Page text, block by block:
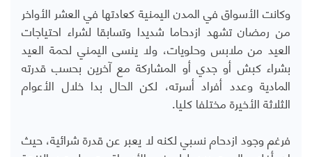
وكانت الأسواق في المدن اليمنية كعادتها في العشر الأواخر
من رمضان تشهد ازدحاما شديدا وتسابقا لشراء احتياجات
العيد من ملابس وحلويات، ولا ينسى اليمني لحمة العيد
بشراء كبش أو جدي أو المشاركة مع آخرين بحسب قدرته
المادية وعدد أفراد أسرته، لكن الحال بدا خلال الأعوام
الثلاثة الأخيرة مختلفا كليا.
فرغم وجود ازدحام نسبي لكنه لا يعبر عن قدرة شرائية، حيث